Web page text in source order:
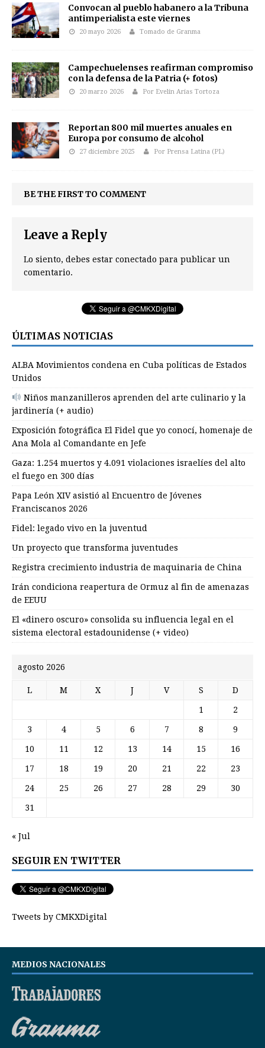
Convocan al pueblo habanero a la Tribuna
antimperialista este viernes
20 mayo 2026 Tomado de Granma
Campechuelenses reafirman compromiso
con la defensa de la Patria (+ fotos)
20 marzo 2026 Por Evelin Arias Tortoza
Reportan 800 mil muertes anuales en
Europa por consumo de alcohol
27 diciembre 2025 Por Prensa Latina (PL)
BE THE FIRST TO COMMENT
Leave a Reply
Lo siento, debes estar conectado para publicar un
comentario.
ÚLTIMAS NOTICIAS
ALBA Movimientos condena en Cuba políticas de Estados
Unidos
Niños manzanilleros aprenden del arte culinario y la
jardinería (+ audio)
Exposición fotográfica El Fidel que yo conocí, homenaje de
Ana Mola al Comandante en Jefe
Gaza: 1.254 muertos y 4.091 violaciones israelíes del alto
el fuego en 300 días
Papa León XIV asistió al Encuentro de Jóvenes
Franciscanos 2026
Fidel: legado vivo en la juventud
Un proyecto que transforma juventudes
Registra crecimiento industria de maquinaria de China
Irán condiciona reapertura de Ormuz al fin de amenazas
de EEUU
El «dinero oscuro» consolida su influencia legal en el
sistema electoral estadounidense (+ video)
agosto 2026
L M X J V S D
1 2
3 4 5 6 7 8 9
10 11 12 13 14 15 16
17 18 19 20 21 22 23
24 25 26 27 28 29 30
31
« Jul
SEGUIR EN TWITTER
Tweets by CMKXDigital
MEDIOS NACIONALES